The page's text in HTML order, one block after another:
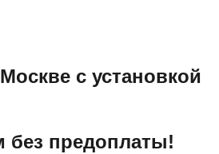
с установкой
без предоплаты!